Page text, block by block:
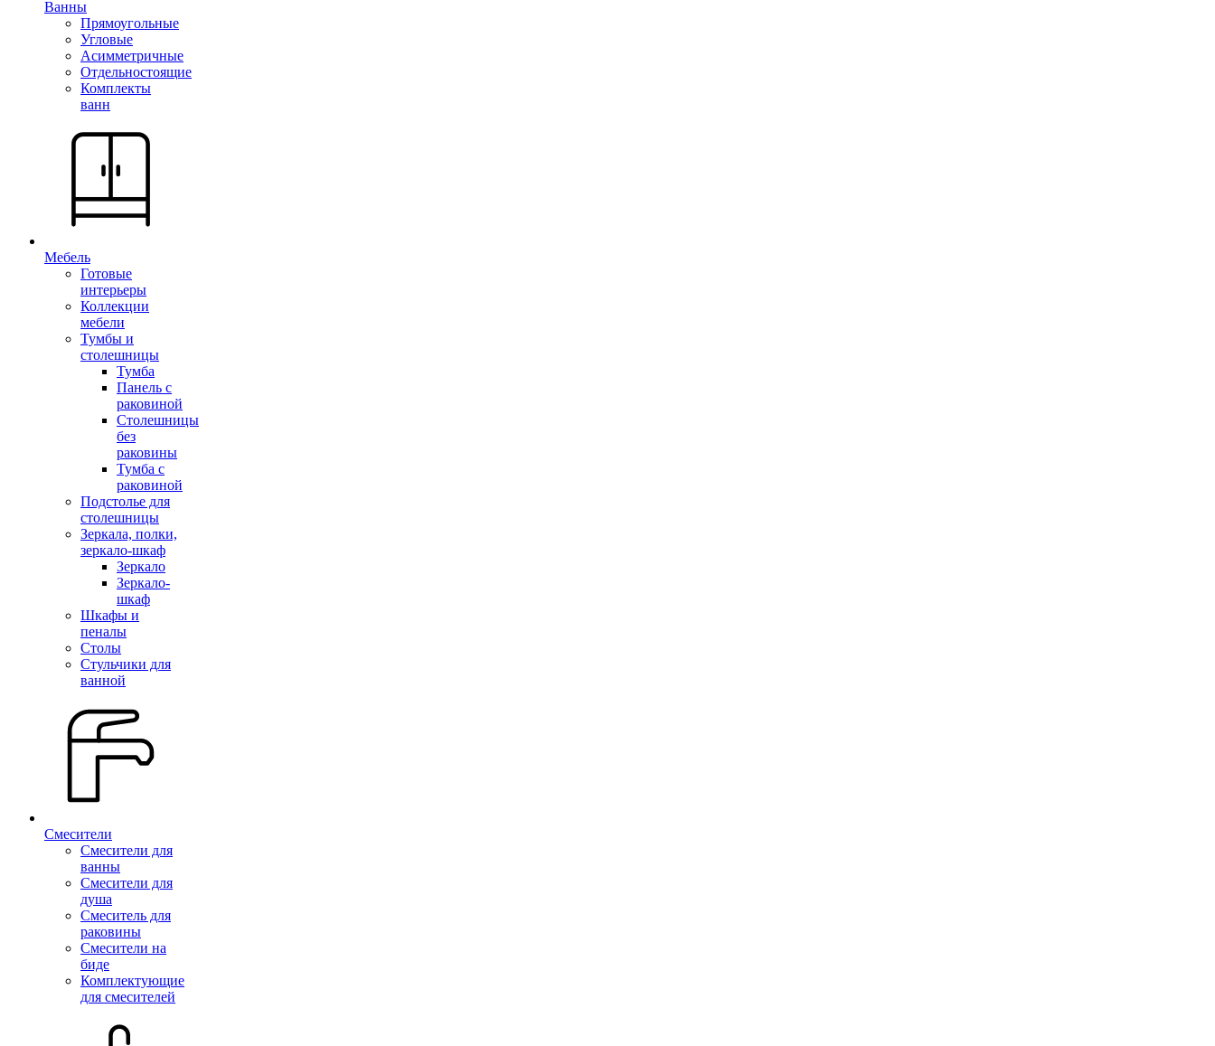
Ванны
Прямоугольные
Угловые
Асимметричные
Отдельностоящие
Комплекты
ванн
Мебель
Готовые
интерьеры
Коллекции
мебели
Тумбы и
столешницы
Тумба
Панель с
раковиной
Столешницы
без
раковины
Тумба с
раковиной
Подстолье для
столешницы
Зеркала, полки,
зеркало-шкаф
Зеркало
Зеркало-
шкаф
Шкафы и
пеналы
Столы
Стульчики для
ванной
Смесители
Смесители для
ванны
Смесители для
душа
Смеситель для
раковины
Смесители на
биде
Комплектующие
для смесителей